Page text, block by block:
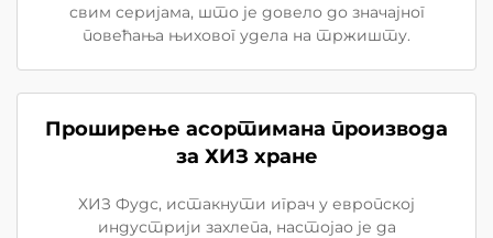
свим серијама, што је довело до значајног
повећања њиховог удела на тржишту.
Проширење асортимана производа
за ХИЗ хране
ХИЗ Фудс, истакнути играч у европској
индустрији захлепа, настојао је да